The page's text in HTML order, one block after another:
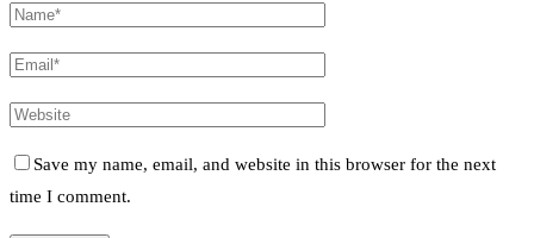
Save my name, email, and website in this browser for the next
time I comment.